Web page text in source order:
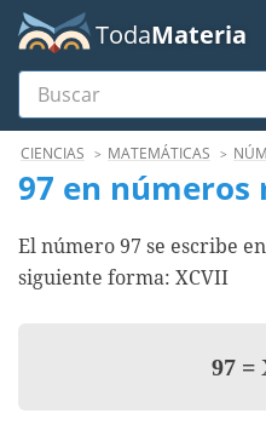
TodaMateria
Buscar
MenúCIENCIAS MATEMÁTICAS
97 en números
El número 97 se escribe
siguiente forma: XCVII
97 =